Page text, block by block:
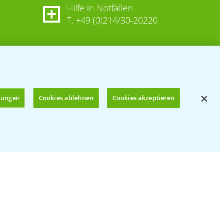
Hilfe in Notfällen
T. +49 (0)214/30-20220
Cookies ablehnen Cookies akzeptieren